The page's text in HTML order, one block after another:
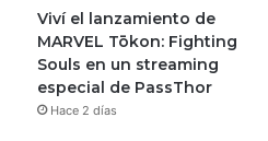
Viví el lanzamiento de
MARVEL Tōkon: Fighting
Souls en un streaming
especial de PassThor
Hace 2 días